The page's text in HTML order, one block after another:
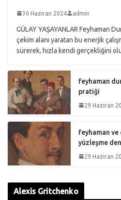
30 Haziran 2024 admin
GÜLAY YAŞAYANLAR Feyhaman
çekim alanı yaratan bu enerjik
sürerek, hızla kendi gerçekliğini
feyhaman
pratiği
29 Haziran
feyhaman
yüzleşme
29 Haziran
Alexis Gritchenko